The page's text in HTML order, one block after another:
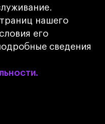
нашего
его
сведения